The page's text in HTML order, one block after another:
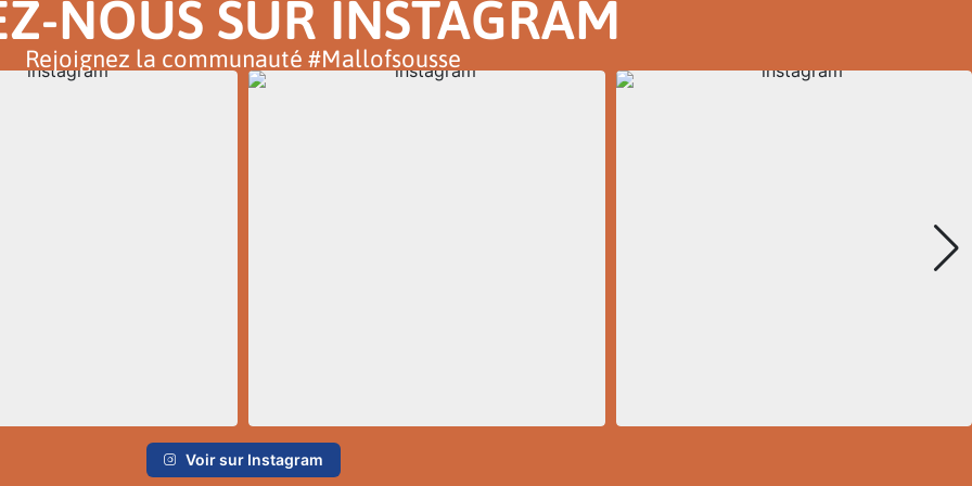
NOUS SUR INSTAGRAM
Rejoignez la communauté #Mallofsousse
Voir sur Instagram